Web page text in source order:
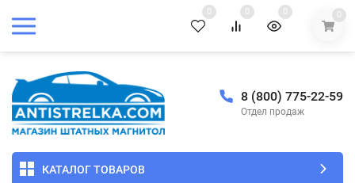
0 0 0 0
8 (800) 775-22-59
Отдел продаж
КАТАЛОГ ТОВАРОВ